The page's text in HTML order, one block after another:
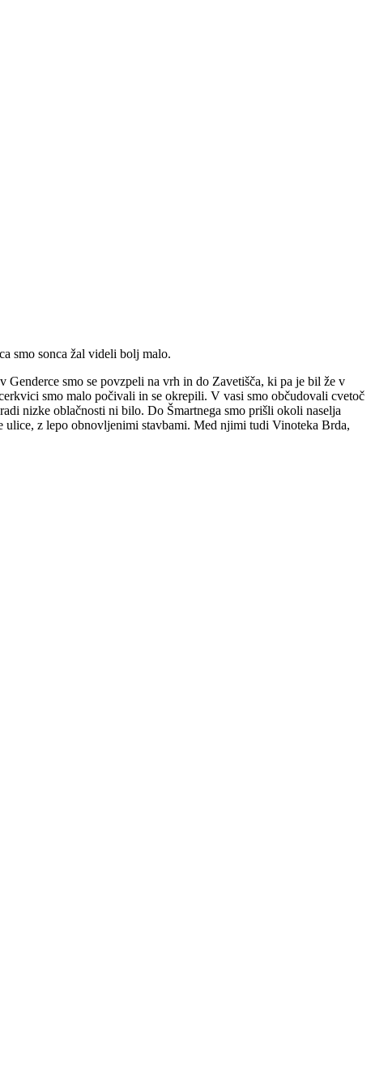
smo sonca žal videli bolj malo.
smo se povzpeli na vrh in do Zavetišča, ki pa je bil že v
smo malo počivali in se okrepili. V vasi smo občudovali cvetoč
nizke oblačnosti ni bilo. Do Šmartnega smo prišli okoli naselja
ulice, z lepo obnovljenimi stavbami. Med njimi tudi Vinoteka Brda,